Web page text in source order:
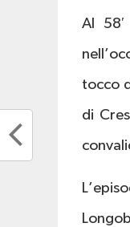
Al
tocco
di